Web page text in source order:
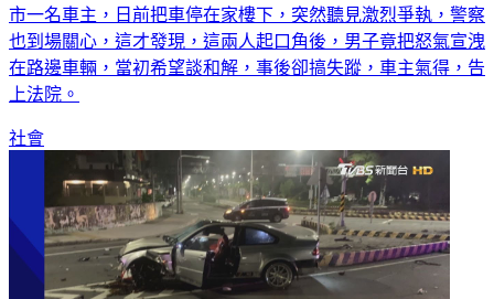
市一名車主，日前把車停在家樓下，突然聽見激烈爭執，警察
也到場關心，這才發現，這兩人起口角後，男子竟把怒氣宣洩
在路邊車輛，當初希望談和解，事後卻搞失蹤，車主氣得，告
上法院。
社會